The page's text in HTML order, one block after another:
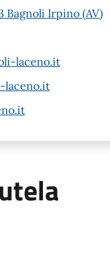
Bagnoli Irpino (AV)
laceno.it
laceno.it